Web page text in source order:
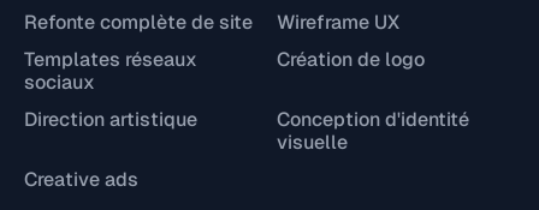
Refonte complète de site
Wireframe UX
Templates réseaux
sociaux
Création de logo
Direction artistique
Conception d'identité
visuelle
Creative ads